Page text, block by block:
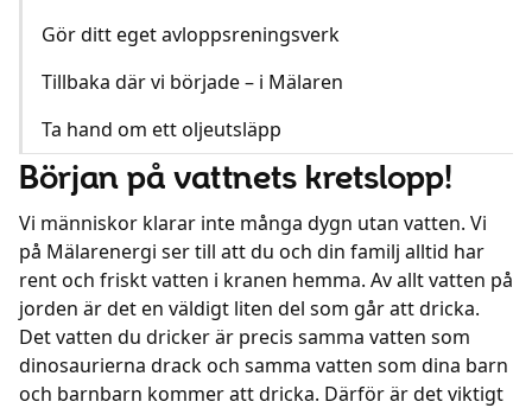
Gör ditt eget avloppsreningsverk
Tillbaka där vi började – i Mälaren
Ta hand om ett oljeutsläpp
Början på vattnets kretslopp!
Vi människor klarar inte många dygn utan vatten. Vi
på Mälarenergi ser till att du och din familj alltid har
rent och friskt vatten i kranen hemma. Av allt vatten på
jorden är det en väldigt liten del som går att dricka.
Det vatten du dricker är precis samma vatten som
dinosaurierna drack och samma vatten som dina barn
och barnbarn kommer att dricka. Därför är det viktigt